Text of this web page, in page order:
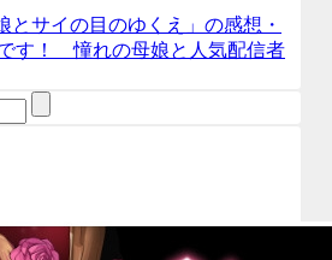
とサイの目のゆくえ」の感想・
す！ 憧れの母娘と人気配信者